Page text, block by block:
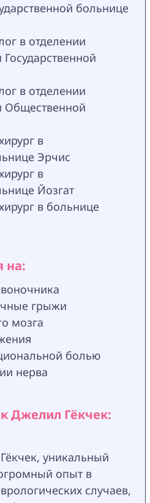
больнице
в отделении
в отделении
в
Эрчис
в
Йозгат
в больнице
на:
грыжи
мозга
болью
нерва
Джелил Гёкчек:
уникальный
опыт в
случаев,